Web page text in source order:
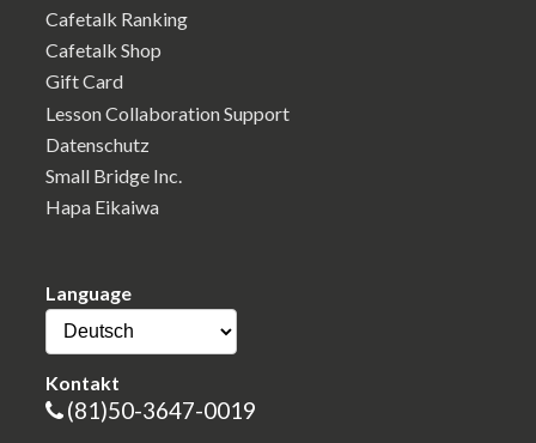
Cafetalk Ranking
Cafetalk Shop
Gift Card
Lesson Collaboration Support
Datenschutz
Small Bridge Inc.
Hapa Eikaiwa
Language
Kontakt
(81)50-3647-0019